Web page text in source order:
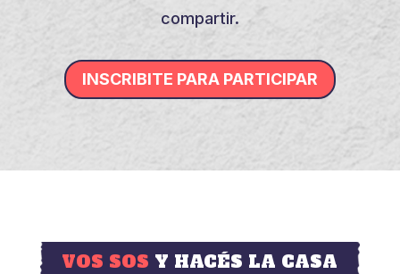
compartir.
INSCRIBITE PARA PARTICIPAR
VOS SOS Y HACÉS LA CASA